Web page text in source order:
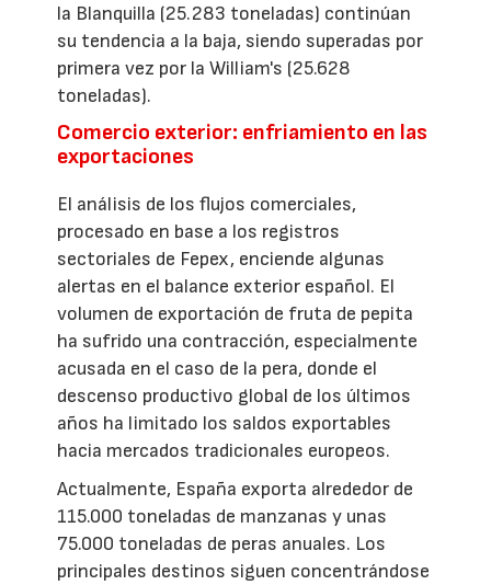
la Blanquilla (25.283 toneladas) continúan
su tendencia a la baja, siendo superadas por
primera vez por la William's (25.628
toneladas).
Comercio exterior: enfriamiento en las
exportaciones
El análisis de los flujos comerciales,
procesado en base a los registros
sectoriales de Fepex, enciende algunas
alertas en el balance exterior español. El
volumen de exportación de fruta de pepita
ha sufrido una contracción, especialmente
acusada en el caso de la pera, donde el
descenso productivo global de los últimos
años ha limitado los saldos exportables
hacia mercados tradicionales europeos.
Actualmente, España exporta alrededor de
115.000 toneladas de manzanas y unas
75.000 toneladas de peras anuales. Los
principales destinos siguen concentrándose